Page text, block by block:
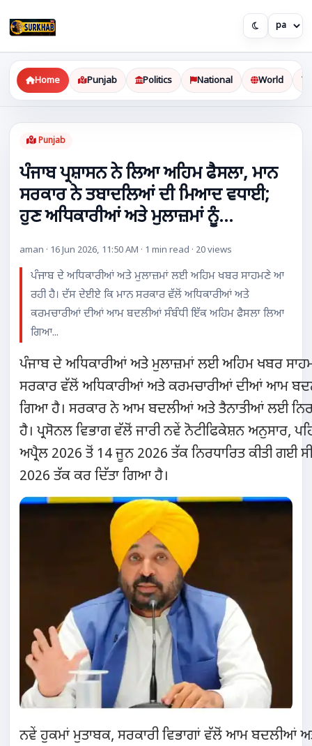
Home Punjab Politics National World
Punjab
ਪੰਜਾਬ ਪ੍ਰਸ਼ਾਸਨ ਨੇ ਲਿਆ ਅਹਿਮ ਫੈਸਲਾ, ਮਾਨ
ਸਰਕਾਰ ਨੇ ਤਬਾਦਲਿਆਂ ਦੀ ਮਿਆਦ ਵਧਾਈ;
ਹੁਣ ਅਧਿਕਾਰੀਆਂ ਅਤੇ ਮੁਲਾਜ਼ਮਾਂ ਨੂੰ...
aman · 16 Jun 2026, 11:50 AM · 1 min read · 20 views
ਪੰਜਾਬ ਦੇ ਅਧਿਕਾਰੀਆਂ ਅਤੇ ਮੁਲਾਜ਼ਮਾਂ ਲਈ ਅਹਿਮ ਖਬਰ ਸਾਹਮਣੇ ਆ
ਰਹੀ ਹੈ। ਦੱਸ ਦੇਈਏ ਕਿ ਮਾਨ ਸਰਕਾਰ ਵੱਲੋਂ ਅਧਿਕਾਰੀਆਂ ਅਤੇ
ਕਰਮਚਾਰੀਆਂ ਦੀਆਂ ਆਮ ਬਦਲੀਆਂ ਸੰਬੰਧੀ ਇੱਕ ਅਹਿਮ ਫੈਸਲਾ ਲਿਆ
ਗਿਆ...
ਪੰਜਾਬ ਦੇ ਅਧਿਕਾਰੀਆਂ ਅਤੇ ਮੁਲਾਜ਼ਮਾਂ ਲਈ ਅਹਿਮ ਖਬਰ
ਸਰਕਾਰ ਵੱਲੋਂ ਅਧਿਕਾਰੀਆਂ ਅਤੇ ਕਰਮਚਾਰੀਆਂ ਦੀਆਂ ਆਮ
ਗਿਆ ਹੈ। ਸਰਕਾਰ ਨੇ ਆਮ ਬਦਲੀਆਂ ਅਤੇ ਤੈਨਾਤੀਆਂ ਲਈ
ਹੈ। ਪ੍ਰਸੋਨਲ ਵਿਭਾਗ ਵੱਲੋਂ ਜਾਰੀ ਨਵੇਂ ਨੋਟੀਫਿਕੇਸ਼ਨ ਅਨੁਸਾਰ,
ਅਪ੍ਰੈਲ 2026 ਤੋਂ 14 ਜੂਨ 2026 ਤੱਕ ਨਿਰਧਾਰਿਤ ਕੀਤੀ
2026 ਤੱਕ ਕਰ ਦਿੱਤਾ ਗਿਆ ਹੈ।
ਨਵੇਂ ਹੁਕਮਾਂ ਮੁਤਾਬਕ, ਸਰਕਾਰੀ ਵਿਭਾਗਾਂ ਵੱਲੋਂ ਆਮ